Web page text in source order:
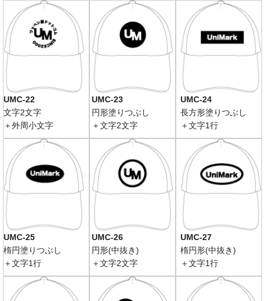
UMC-22
文字2文字
＋外周小文字
UMC-23
円形塗りつぶし
＋文字2文字
UMC-24
長方形塗りつぶし
＋文字1行
UMC-25
楕円塗りつぶし
＋文字1行
UMC-26
円形(中抜き)
＋文字2文字
UMC-27
楕円形(中抜き)
＋文字1行